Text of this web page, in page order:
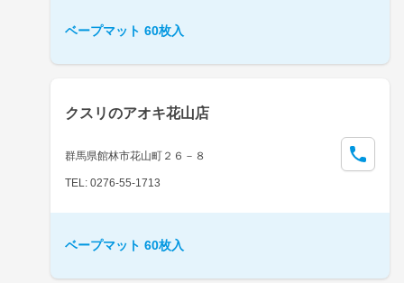
ベープマット 60枚入
クスリのアオキ花山店
群馬県館林市花山町２６－８
TEL: 0276-55-1713
ベープマット 60枚入